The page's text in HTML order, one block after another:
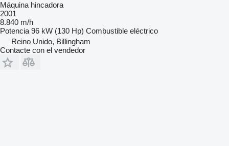
Máquina hincadora
2001
8.840 m/h
Potencia 96 kW (130 Hp) Combustible eléctrico
Reino Unido, Billingham
Contacte con el vendedor